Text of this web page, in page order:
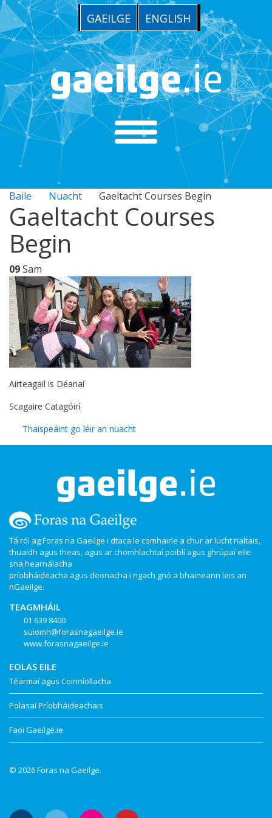
GAEILGE ENGLISH
Baile Nuacht Gaeltacht Courses Begin
Gaeltacht Courses
Begin
09Sam
Airteagail is Déanaí
Scagaire Catagóirí
Thaispeáint go léir an nuacht
Tá ról ag Foras na Gaeilge i dtaca le comhairle a chur ar lucht rialtais,
thuaidh agus theas, agus ar chomhlachtaí poiblí agus ghrúpaí eile
sna hearnálacha
príobháideacha agus deonacha i ngach gnó a bhaineann leis an
nGaeilge.
TEAGMHÁIL
01 639 8400
suiomh@forasnagaeilge.ie
www.forasnagaeilge.ie
EOLAS EILE
Téarmaí agus Coinníollacha
Polasaí Príobháideachais
Faoi Gaeilge.ie
© 2026 Foras na Gaeilge.